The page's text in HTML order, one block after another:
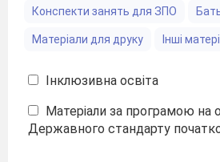
Конспекти занять для ЗПО
Матеріали для друку Інші
Інклюзивна освіта
Матеріали за програмою на
Державного стандарту